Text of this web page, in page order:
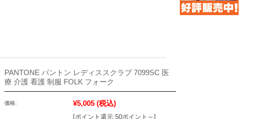
PANTONE パントン レディススクラブ 7099SC 医
療 介護 看護 制服 FOLK フォーク
価格: ¥5,005 (税込)
[ポイント還元 50ポイント～]